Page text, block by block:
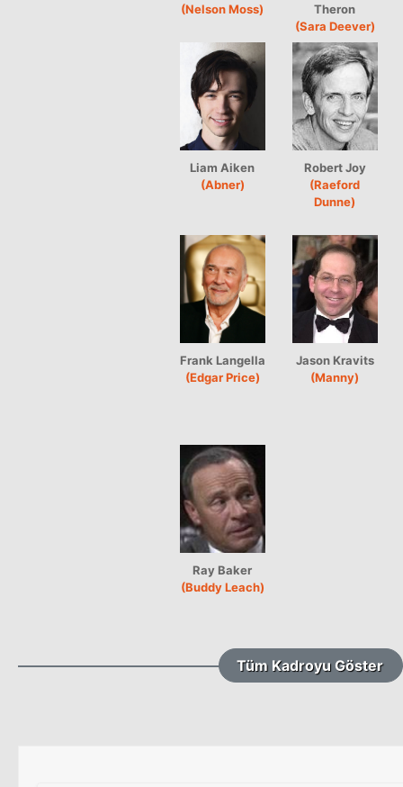
(Nelson Moss)
Theron
(Sara Deever)
Liam Aiken
(Abner)
Robert Joy
(Raeford
Dunne)
Frank Langella
(Edgar Price)
Jason Kravits
(Manny)
Ray Baker
(Buddy Leach)
Tüm Kadroyu Göster